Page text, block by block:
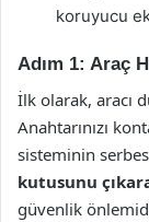
koruyucu
Adım 1: Araç
İlk olarak, aracı
Anahtarınızı
sisteminin
kutusunu
güvenlik